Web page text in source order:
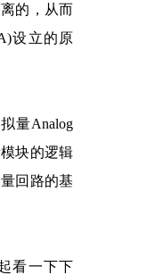
的，从而
设立的原
量Analog
块的逻辑
回路的基
看一下下